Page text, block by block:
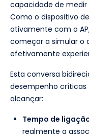
capacidade de
Como o dispositivo
ativamente com o
começar a simular o
efetivamente
Esta conversa
desempenho críticas
alcançar:
Tempo de
realmente a